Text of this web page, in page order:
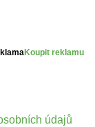
Koupit reklamu
údajů